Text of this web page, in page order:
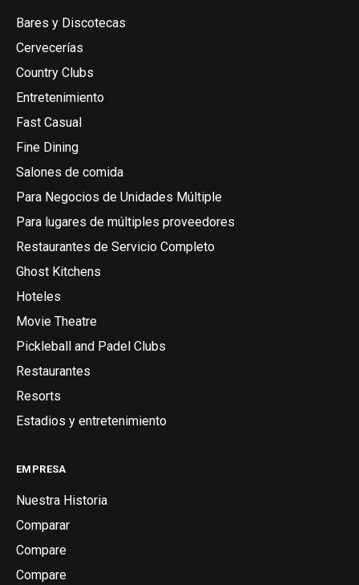
Bares y Discotecas
Cervecerías
Country Clubs
Entretenimiento
Fast Casual
Fine Dining
Salones de comida
Para Negocios de Unidades Múltiple
Para lugares de múltiples proveedores
Restaurantes de Servicio Completo
Ghost Kitchens
Hoteles
Movie Theatre
Pickleball and Padel Clubs
Restaurantes
Resorts
Estadios y entretenimiento
EMPRESA
Nuestra Historia
Comparar
Compare
Compare